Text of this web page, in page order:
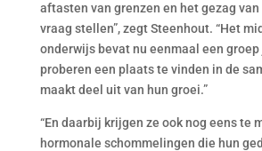
aftasten van grenzen en het gezag
vraag stellen”, zegt Steenhout. “Het
onderwijs bevat nu eenmaal een
proberen een plaats te vinden in de
maakt deel uit van hun groei.”
“En daarbij krijgen ze ook nog eens te
hormonale schommelingen die hun